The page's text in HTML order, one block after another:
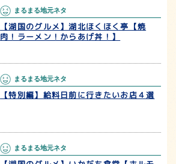
まるまる地元ネタ
【湖国のグルメ】湖北ほくほく亭【焼
肉！ラーメン！からあげ丼！】
まるまる地元ネタ
【特別編】給料日前に行きたいお店４選
まるまる地元ネタ